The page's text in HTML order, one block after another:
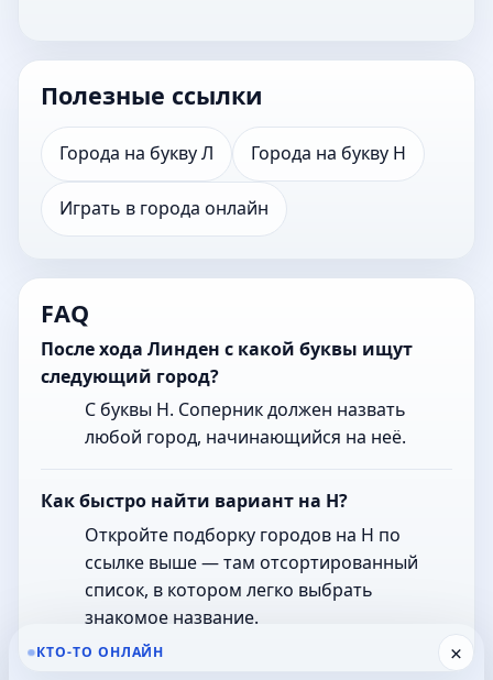
Полезные ссылки
Города на букву Л Города на букву Н
Играть в города онлайн
FAQ
После хода Линден с какой буквы ищут
следующий город?
С буквы Н. Соперник должен назвать
любой город, начинающийся на неё.
Как быстро найти вариант на Н?
Откройте подборку городов на Н по
ссылке выше — там отсортированный
список, в котором легко выбрать
знакомое название.
×
КТО-ТО ОНЛАЙН